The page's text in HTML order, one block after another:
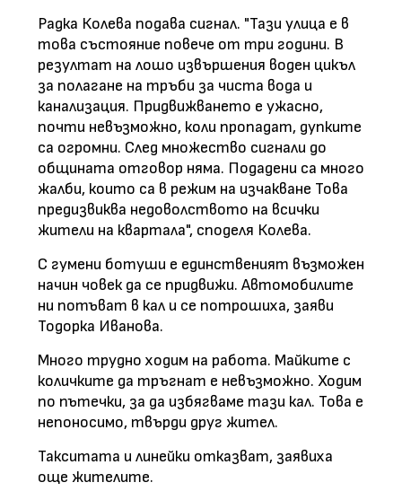
Радка Колева подава сигнал. "Тази улица е в
това състояние повече от три години. В
резултат на лошо извършения воден цикъл
за полагане на тръби за чиста вода и
канализация. Придвижването е ужасно,
почти невъзможно, коли пропадат, дупките
са огромни. След множество сигнали до
общината отговор няма. Подадени са много
жалби, които са в режим на изчакване Това
предизвиква недоволството на всички
жители на квартала", споделя Колева.
С гумени ботуши е единственият възможен
начин човек да се придвижи. Автомобилите
ни потъват в кал и се потрошиха, заяви
Тодорка Иванова.
Много трудно ходим на работа. Майките с
количките да тръгнат е невъзможно. Ходим
по пътечки, за да избягваме тази кал. Това е
непоносимо, твърди друг жител.
Такситата и линейки отказват, заявиха
още жителите.